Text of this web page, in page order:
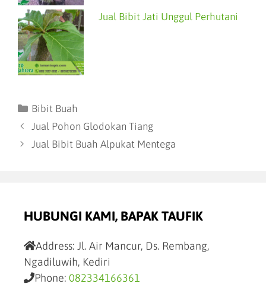
Jual Bibit Jati Unggul Perhutani
Bibit Buah
Jual Pohon Glodokan Tiang
Jual Bibit Buah Alpukat Mentega
HUBUNGI KAMI, BAPAK TAUFIK
Address: Jl. Air Mancur, Ds. Rembang,
Ngadiluwih, Kediri
Phone: 082334166361